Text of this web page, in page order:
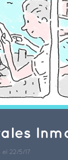
el 22/5/17